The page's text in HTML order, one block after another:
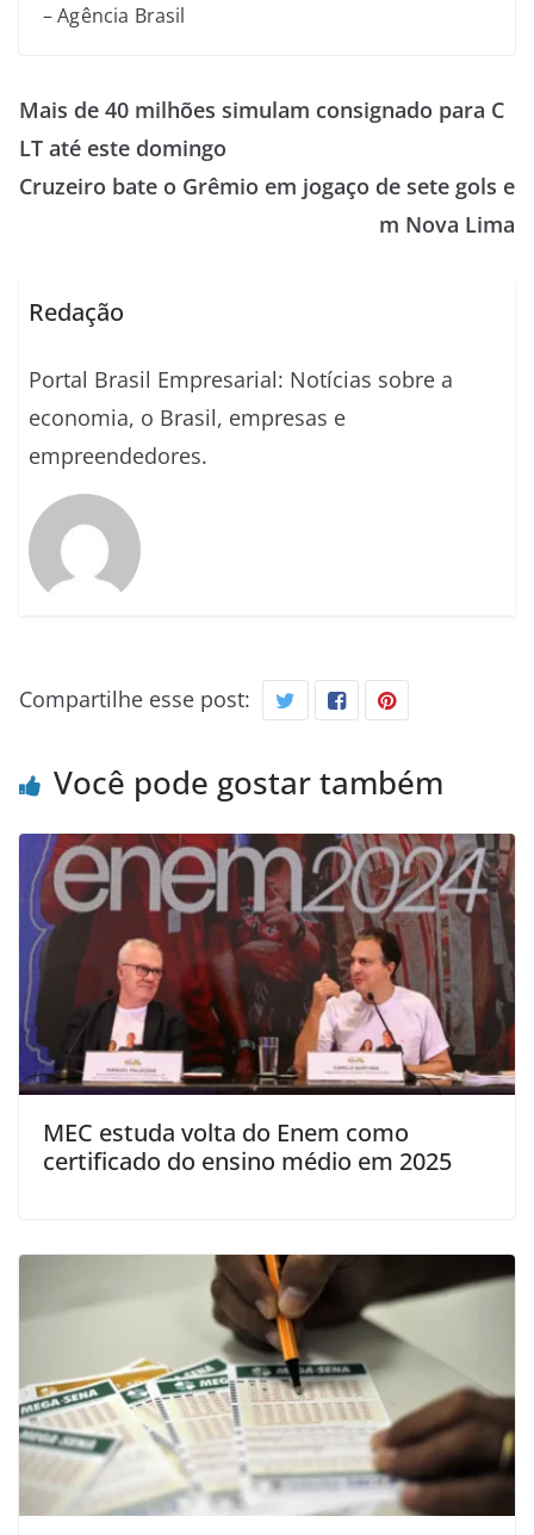
– Agência Brasil
Mais de 40 milhões simulam consignado para C
LT até este domingo
Cruzeiro bate o Grêmio em jogaço de sete gols e
m Nova Lima
Redação
Portal Brasil Empresarial: Notícias sobre a
economia, o Brasil, empresas e
empreendedores.
Compartilhe esse post:
Você pode gostar também
MEC estuda volta do Enem como
certificado do ensino médio em 2025